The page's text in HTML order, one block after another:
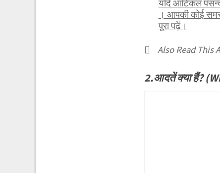
यदि आर्टिकल
। आपकी कोई
पूरा पढ़ें।
Also Read This
2.आदतें क्या हैं?